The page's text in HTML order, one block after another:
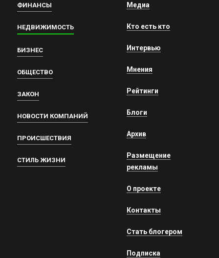
ФИНАНСЫ
НЕДВИЖИМОСТЬ
БИЗНЕС
ОБЩЕСТВО
ЗАКОН
НОВОСТИ КОМПАНИЙ
ПРОИСШЕСТВИЯ
СТИЛЬ ЖИЗНИ
Медиа
Кто есть кто
Интервью
Мнения
Рейтинги
Блоги
Архив
Размещение
рекламы
О проекте
Контакты
Стать блогером
Подписка